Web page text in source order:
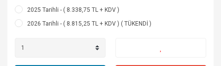
2025 Tarihli - ( 8.338,75 TL + KDV )
2026 Tarihli - ( 8.815,25 TL + KDV ) ( TÜKENDİ )